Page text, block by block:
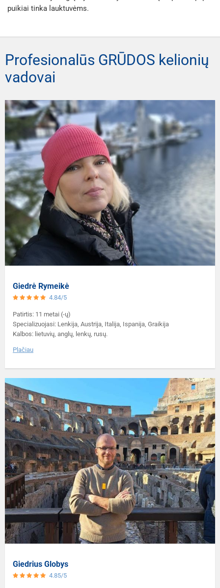
puikiai tinka lauktuvėms.
Profesionalūs GRŪDOS kelionių
vadovai
Giedrė Rymeikė
4.84/5
Patirtis: 11 metai (-ų)
Specializuojasi: Lenkija, Austrija, Italija, Ispanija, Graikija
Kalbos: lietuvių, anglų, lenkų, rusų.
Plačiau
Giedrius Globys
4.85/5